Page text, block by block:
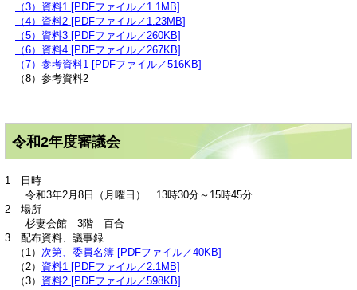
（3）資料1 [PDFファイル／1.1MB]
（4）資料2 [PDFファイル／1.23MB]
（5）資料3 [PDFファイル／260KB]
（6）資料4 [PDFファイル／267KB]
（7）参考資料1 [PDFファイル／516KB]
（8）参考資料2
令和2年度審議会
1 日時
令和3年2月8日（月曜日） 13時30分～15時45分
2 場所
杉妻会館 3階 百合
3 配布資料、議事録
（1） 次第、委員名簿 [PDFファイル／40KB]
（2） 資料1 [PDFファイル／2.1MB]
（3） 資料2 [PDFファイル／598KB]